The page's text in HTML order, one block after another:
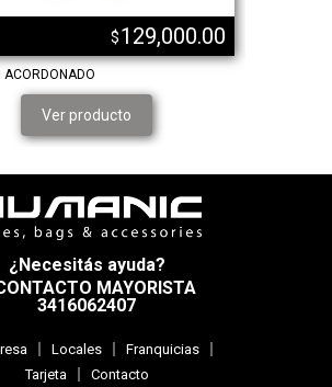
$129,000.00
ACORDONADO
Ver producto
¿Necesitás ayuda?
MAYORISTA
3416062407
Locales
Franquicias
Tarjeta
Contacto